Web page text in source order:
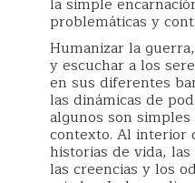
problemáticas y
Humanizar la
y escuchar a los
en sus diferentes
las dinámicas de
algunos son
contexto. Al interior
historias de vida,
las creencias y los